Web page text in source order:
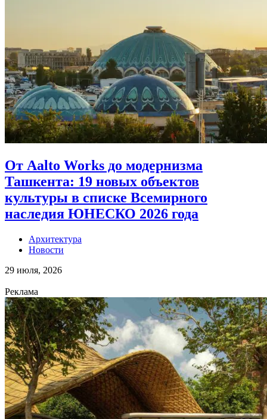
От Aalto Works до модернизма
Ташкента: 19 новых объектов
культуры в списке Всемирного
наследия ЮНЕСКО 2026 года
Архитектура
Новости
29 июля, 2026
Реклама